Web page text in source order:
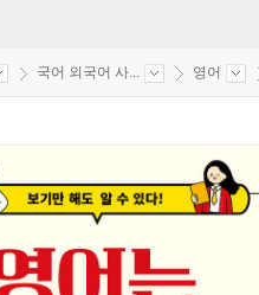
국어 외국어 사... 영어